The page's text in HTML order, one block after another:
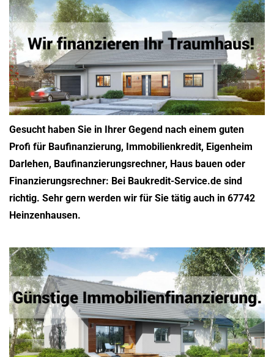
Gesucht haben Sie in Ihrer Gegend nach einem guten
Profi für Baufinanzierung, Immobilienkredit, Eigenheim
Darlehen, Baufinanzierungsrechner, Haus bauen oder
Finanzierungsrechner: Bei Baukredit-Service.de sind
richtig. Sehr gern werden wir für Sie tätig auch in 67742
Heinzenhausen.